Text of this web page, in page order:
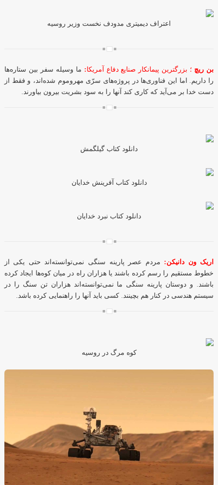
اعتراف دیمیتری مدودف نخست وزیر روسیه
بن ریچ ؛ بزرگترین پیمانکار صنایع دفاع آمریکا: ما وسیله سفر بین ستاره‌ها
را داریم. اما این فناوری‌ها در پروژه‌های سرّی مهروموم شده‌اند، و فقط از
دست خدا بر می‌آید که کاری کند آنها را به سود بشریت بیرون بیاورند.
دانلود کتاب گیلگمش
دانلود کتاب آفرینش خدایان
دانلود کتاب نبرد خدایان
اریک ون دانیکن: مردم عصر پارینه سنگی نمی‌توانسته‌اند حتی یکی از
خطوط مستقیم را رسم کرده باشند یا هزاران راه در میان کوه‌ها ایجاد کرده
باشند. و دوستان پارینه سنگی ما نمی‌توانسته‌اند هزاران تن سنگ را در
سیستم هندسی در کنار هم بچینند. کسی باید آنها را راهنمایی کرده باشد.
کوه مرگ در روسیه